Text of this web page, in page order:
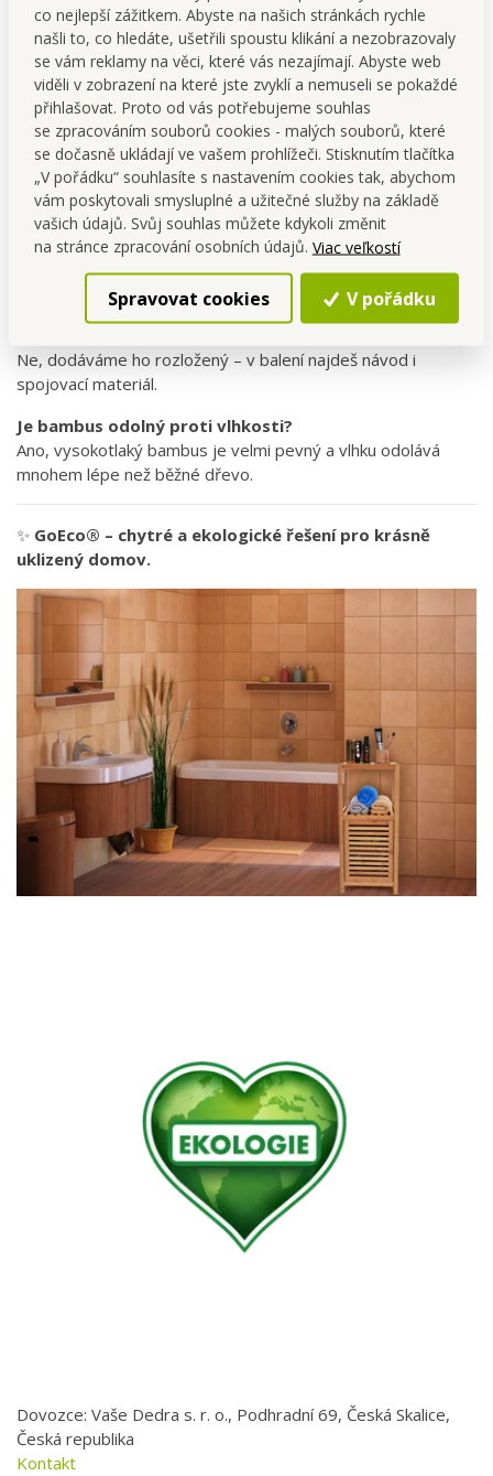
co nejlepší zážitkem. Abyste na našich stránkách rychle
našli to, co hledáte, ušetřili spoustu klikání a nezobrazovaly
se vám reklamy na věci, které vás nezajímají. Abyste web
viděli v zobrazení na které jste zvyklí a nemuseli se pokaždé
přihlašovat. Proto od vás potřebujeme souhlas
se zpracováním souborů cookies - malých souborů, které
se dočasně ukládají ve vašem prohlížeči. Stisknutím tlačítka
„V pořádku“ souhlasíte s nastavením cookies tak, abychom
vám poskytovali smysluplné a užitečné služby na základě
vašich údajů. Svůj souhlas můžete kdykoli změnit
na stránce zpracování osobních údajů. Viac veľkostí
Spravovat cookies V pořádku
Vlastnosti:odolný proti vlhkosti, snadná údržba
Údržba
Stačí otřít vlhkým hadříkem.
Pro zvýšení odolnosti lze jednou za čas ošetřit přírodním
olejem.
FAQ
Je vhodný i do malé koupelny?
Ano, díky kompaktním rozměrům se vejde i do užších a
nižších prostor.
Ne, dodáváme ho rozložený – v balení najdeš návod i
spojovací materiál.
Je bambus odolný proti vlhkosti?
Ano, vysokotlaký bambus je velmi pevný a vlhku odolává
mnohem lépe než běžné dřevo.
✨ GoEco® – chytré a ekologické řešení pro krásně
uklizený domov.
Dovozce: Vaše Dedra s. r. o., Podhradní 69, Česká Skalice,
Česká republika
Kontakt